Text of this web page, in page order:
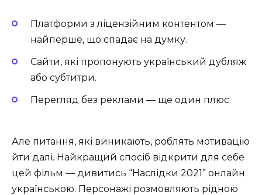
Платформи з ліцензійним контентом —
найперше, що спадає на думку.
Сайти, які пропонують український дубляж
або субтитри.
Перегляд без реклами — ще один плюс.
Але питання, які виникають, роблять мотивацію
йти далі. Найкращий спосіб відкрити для себе
цей фільм — дивитись “Наслідки 2021” онлайн
українською. Персонажі розмовляють рідною